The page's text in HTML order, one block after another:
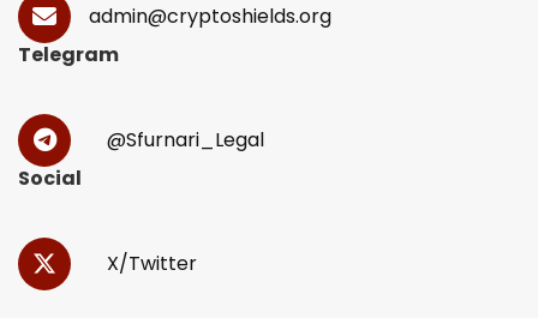
admin@cryptoshields.org
Telegram
@Sfurnari_Legal
Social
X/Twitter